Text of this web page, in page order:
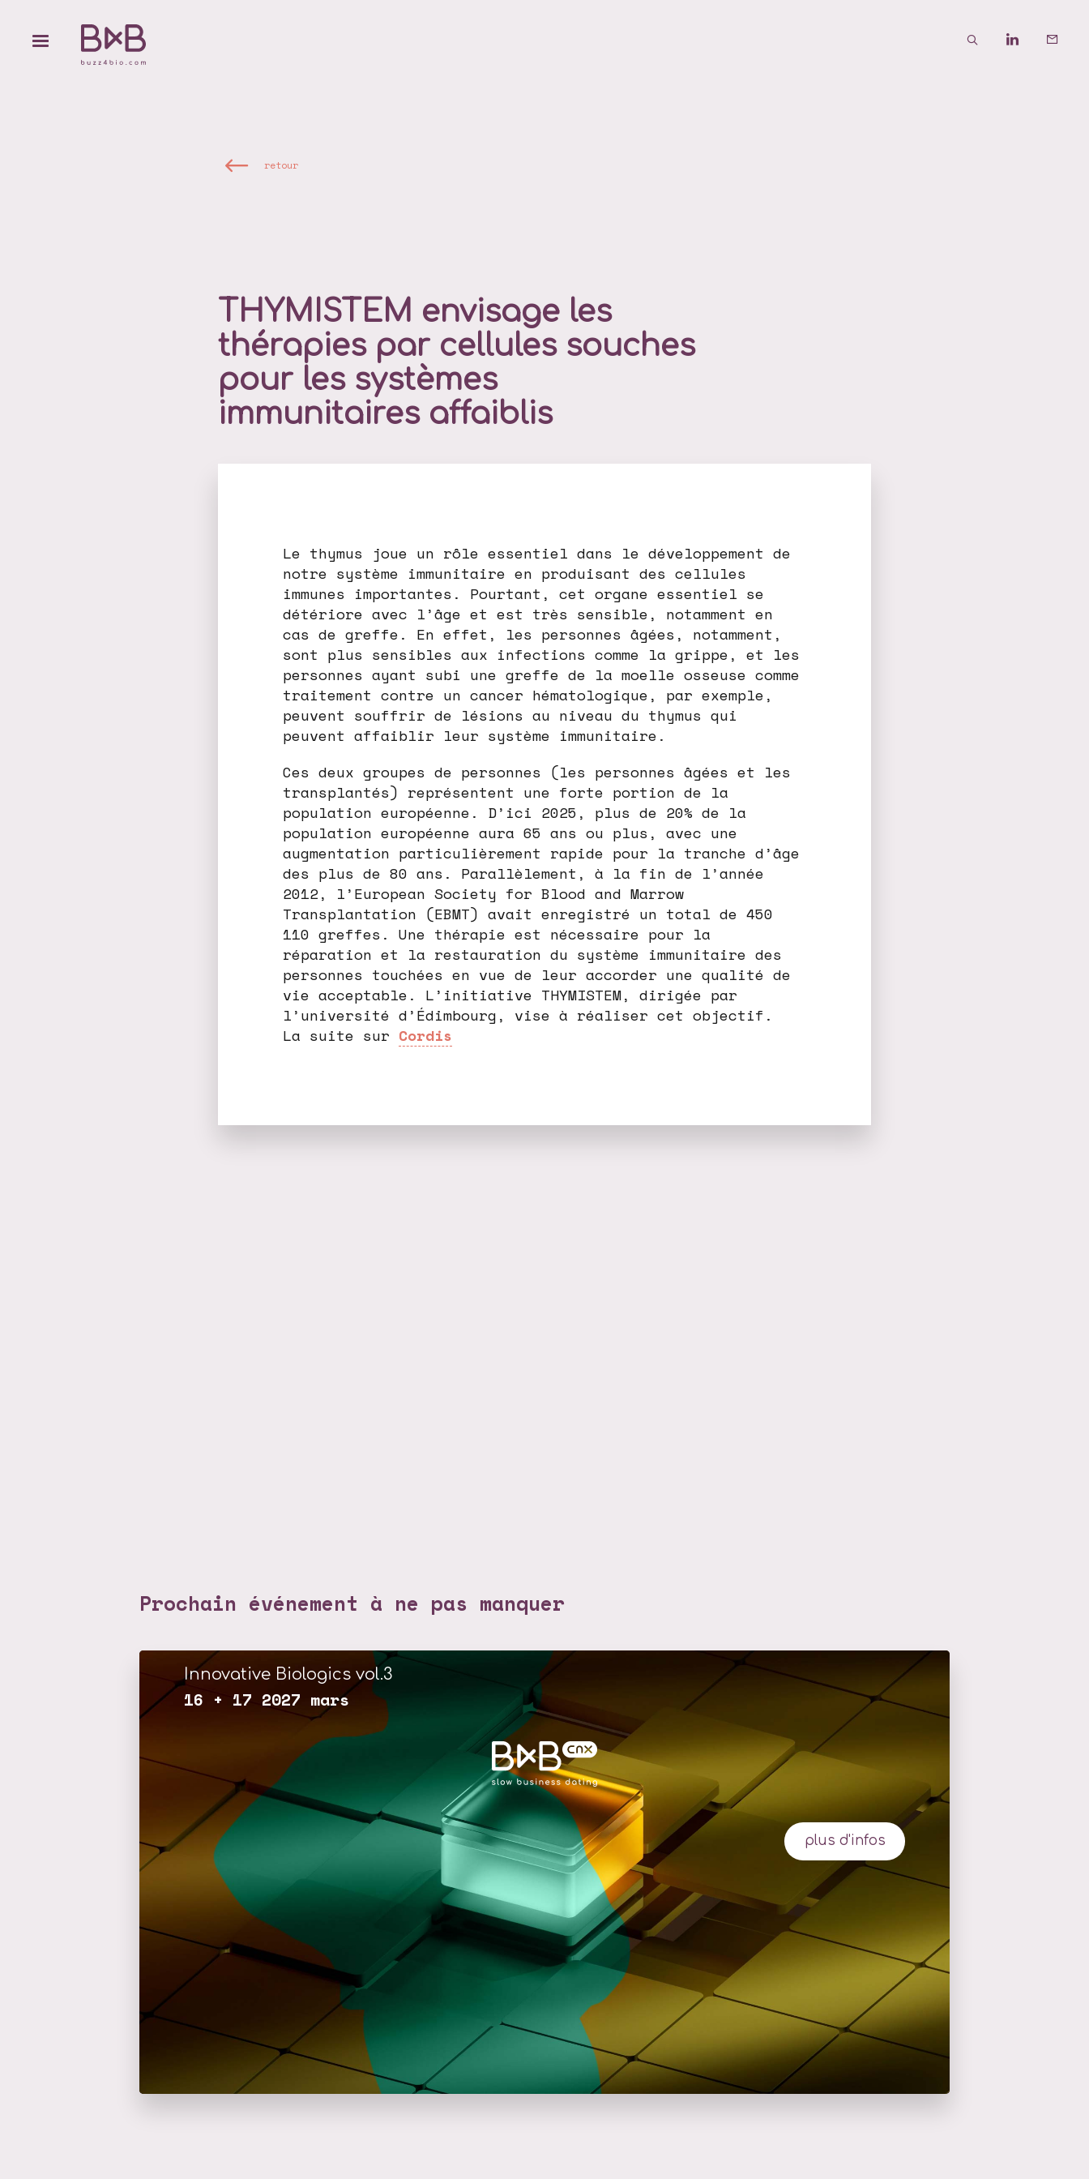
retour
THYMISTEM envisage les
thérapies par cellules souches
pour les systèmes
immunitaires affaiblis
Le thymus joue un rôle essentiel dans le développement de
notre système immunitaire en produisant des cellules
immunes importantes. Pourtant, cet organe essentiel se
détériore avec l’âge et est très sensible, notamment en
cas de greffe. En effet, les personnes âgées, notamment,
sont plus sensibles aux infections comme la grippe, et les
personnes ayant subi une greffe de la moelle osseuse comme
traitement contre un cancer hématologique, par exemple,
peuvent souffrir de lésions au niveau du thymus qui
peuvent affaiblir leur système immunitaire.
Ces deux groupes de personnes (les personnes âgées et les
transplantés) représentent une forte portion de la
population européenne. D’ici 2025, plus de 20% de la
population européenne aura 65 ans ou plus, avec une
augmentation particulièrement rapide pour la tranche d’âge
des plus de 80 ans. Parallèlement, à la fin de l’année
2012, l’European Society for Blood and Marrow
Transplantation (EBMT) avait enregistré un total de 450
110 greffes. Une thérapie est nécessaire pour la
réparation et la restauration du système immunitaire des
personnes touchées en vue de leur accorder une qualité de
vie acceptable. L’initiative THYMISTEM, dirigée par
l’université d’Édimbourg, vise à réaliser cet objectif.
La suite sur Cordis
Prochain événement à ne pas manquer
Innovative Biologics vol.3
16 + 17 2027 mars
plus d'infos